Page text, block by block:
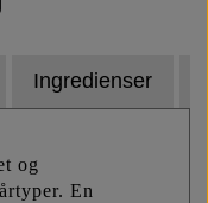
Ingredienser
og
En